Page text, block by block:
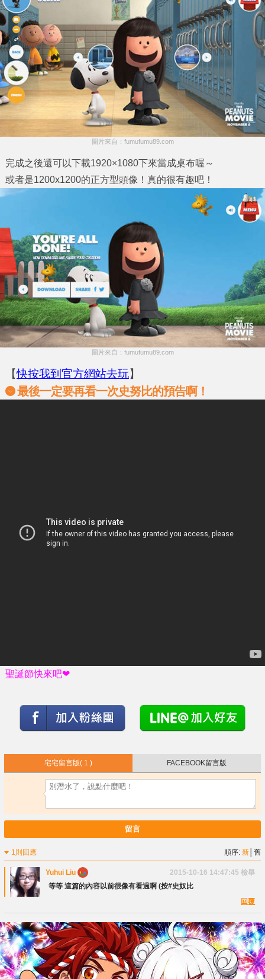
圖片來自：fumufumu89.com
完成之後還可以下載1920×1080下來當成桌布喔～
或者是1200x1200的正方型頭像！真的很有趣吧！
圖片來自：fumufumu89.com
【快按我到官方網站去玩】
最後一定要再看一次史努比的預告啊！
聖誕節快來吧❤
宅宅留言版( 1 ) FACEBOOK留言版
留言
1則回應 順序:新 │舊
Yuhui Liu 2015-10-16 14:47:45 檢舉
等等 這篇的內容以前很像有看過啊 (按#史奴比
回覆